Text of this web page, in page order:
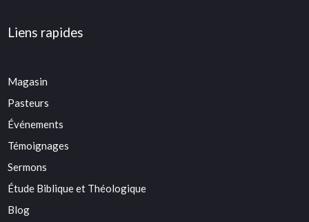
Liens rapides
Magasin
Pasteurs
Événements
Témoignages
Sermons
Étude Biblique et Théologique
Blog